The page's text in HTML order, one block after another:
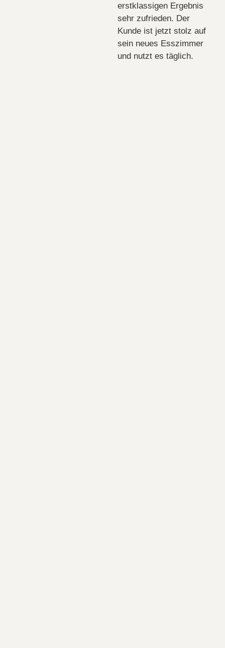
erstklassigen Ergebnis
sehr zufrieden. Der
Kunde ist jetzt stolz auf
sein neues Esszimmer
und nutzt es täglich.